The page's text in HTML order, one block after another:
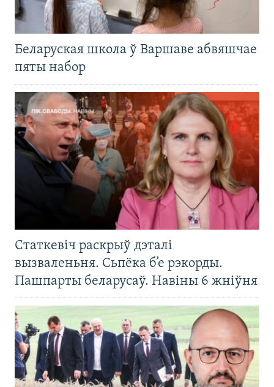
Беларуская школа ў Варшаве абвяшчае
пяты набор
Статкевіч раскрыў дэталі
вызваленьня. Сьпёка б’е рэкорды.
Пашпарты беларусаў. Навіны 6 жніўня